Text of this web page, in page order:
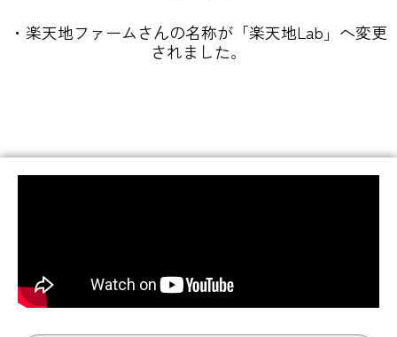
・楽天地ファームさんの名称が「楽天地Lab」へ変更
されました。